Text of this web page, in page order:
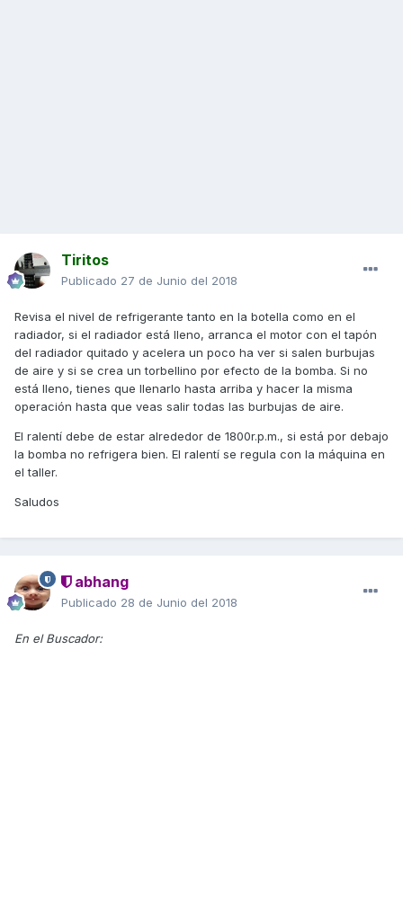
Tiritos
Publicado 27 de Junio del 2018
Revisa el nivel de refrigerante tanto en la botella como en el
radiador, si el radiador está lleno, arranca el motor con el tapón
del radiador quitado y acelera un poco ha ver si salen burbujas
de aire y si se crea un torbellino por efecto de la bomba. Si no
está lleno, tienes que llenarlo hasta arriba y hacer la misma
operación hasta que veas salir todas las burbujas de aire.
El ralentí debe de estar alrededor de 1800r.p.m., si está por debajo
la bomba no refrigera bien. El ralentí se regula con la máquina en
el taller.
Saludos
abhang
Publicado 28 de Junio del 2018
En el Buscador: